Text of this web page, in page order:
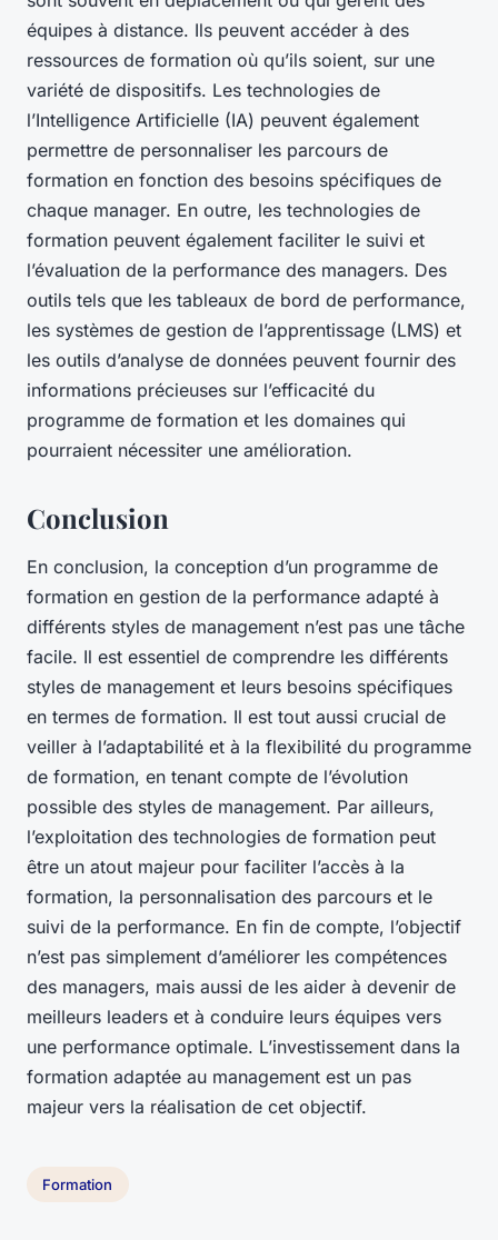
équipes à distance. Ils peuvent accéder à des
ressources de formation où qu’ils soient, sur une
variété de dispositifs. Les technologies de
l’Intelligence Artificielle (IA) peuvent également
permettre de personnaliser les parcours de
formation en fonction des besoins spécifiques de
chaque manager. En outre, les technologies de
formation peuvent également faciliter le suivi et
l’évaluation de la performance des managers. Des
outils tels que les tableaux de bord de performance,
les systèmes de gestion de l’apprentissage (LMS) et
les outils d’analyse de données peuvent fournir des
informations précieuses sur l’efficacité du
programme de formation et les domaines qui
pourraient nécessiter une amélioration.
Conclusion
En conclusion, la conception d’un programme de
formation en gestion de la performance adapté à
différents styles de management n’est pas une tâche
facile. Il est essentiel de comprendre les différents
styles de management et leurs besoins spécifiques
en termes de formation. Il est tout aussi crucial de
veiller à l’adaptabilité et à la flexibilité du programme
de formation, en tenant compte de l’évolution
possible des styles de management. Par ailleurs,
l’exploitation des technologies de formation peut
être un atout majeur pour faciliter l’accès à la
formation, la personnalisation des parcours et le
suivi de la performance. En fin de compte, l’objectif
n’est pas simplement d’améliorer les compétences
des managers, mais aussi de les aider à devenir de
meilleurs leaders et à conduire leurs équipes vers
une performance optimale. L’investissement dans la
formation adaptée au management est un pas
majeur vers la réalisation de cet objectif.
Formation